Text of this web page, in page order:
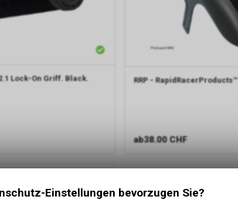
Lock-On Griff. Black. RRP - RapidRacerProducts™
ab38.00 CHF
Einstellungen bevorzugen Sie?